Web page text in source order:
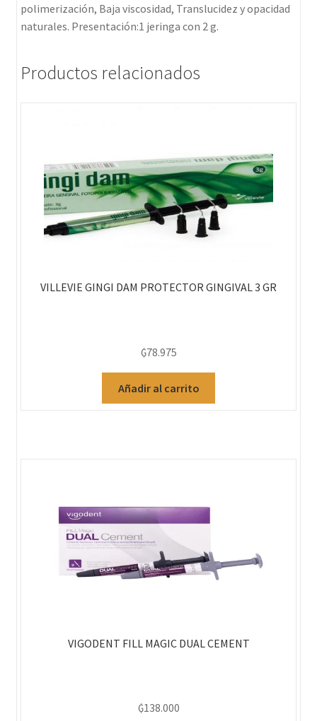
polimerización, Baja viscosidad, Translucidez y opacidad
naturales. Presentación:1 jeringa con 2 g.
Productos relacionados
VILLEVIE GINGI DAM PROTECTOR GINGIVAL 3 GR
₲78.975
Añadir al carrito
VIGODENT FILL MAGIC DUAL CEMENT
₲138.000